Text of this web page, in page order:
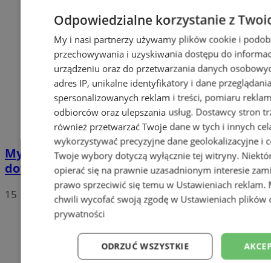
Mysłowice otrzymały spore
dofinansowanie z WFOŚiGW
15
Odpowiedzialne korzystanie z
My i nasi partnerzy używamy plików cookie i
przechowywania i uzyskiwania dostępu do
urządzeniu oraz do przetwarzania danych
adres IP, unikalne identyfikatory i dane
spersonalizowanych reklam i treści, pomiaru
odbiorców oraz ulepszania usług. Dostawcy stron
również przetwarzać Twoje dane w tych i innych
wykorzystywać precyzyjne dane geolokalizacyjne i
Twoje wybory dotyczą wyłącznie tej witryny.
opierać się na prawnie uzasadnionym interesie
prawo sprzeciwić się temu w Ustawieniach reklam.
chwili wycofać swoją zgodę w Ustawieniach plików
prywatności
ODRZUĆ WSZYSTKIE